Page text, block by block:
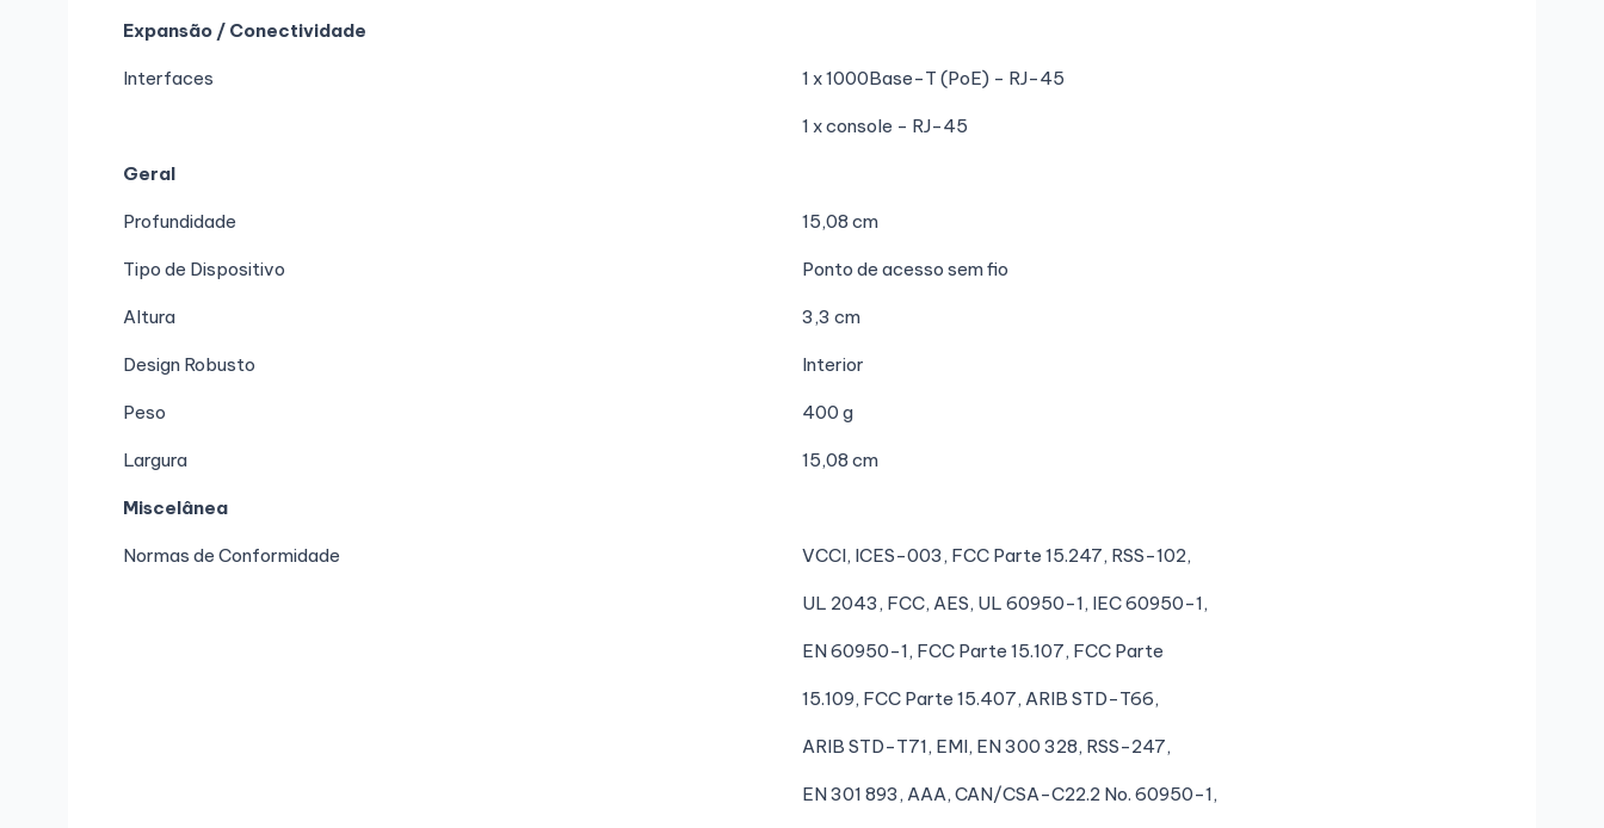
Expansão / Conectividade
Interfaces 1 x 1000Base-T (PoE) - RJ-45
1 x console - RJ-45
Geral
Profundidade 15,08 cm
Tipo de Dispositivo Ponto de acesso sem fio
Altura 3,3 cm
Design Robusto Interior
Peso 400 g
Largura 15,08 cm
Miscelânea
Normas de Conformidade VCCI, ICES-003, FCC Parte 15.247, RSS-102,
UL 2043, FCC, AES, UL 60950-1, IEC 60950-1,
EN 60950-1, FCC Parte 15.107, FCC Parte
15.109, FCC Parte 15.407, ARIB STD-T66,
ARIB STD-T71, EMI, EN 300 328, RSS-247,
EN 301 893, AAA, CAN/CSA-C22.2 No. 60950-1,